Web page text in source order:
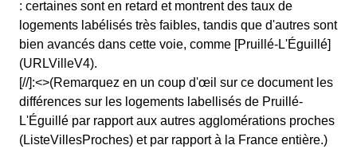
: certaines sont en retard et montrent des taux de
logements labélisés très faibles, tandis que d'autres sont
bien avancés dans cette voie, comme [Pruillé-L'Éguillé]
(URLVilleV4).
[//]:<>(Remarquez en un coup d'œil sur ce document les
différences sur les logements labellisés de Pruillé-
L'Éguillé par rapport aux autres agglomérations proches
(ListeVillesProches) et par rapport à la France entière.)